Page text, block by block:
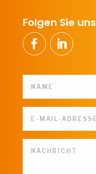
Folgen Sie uns